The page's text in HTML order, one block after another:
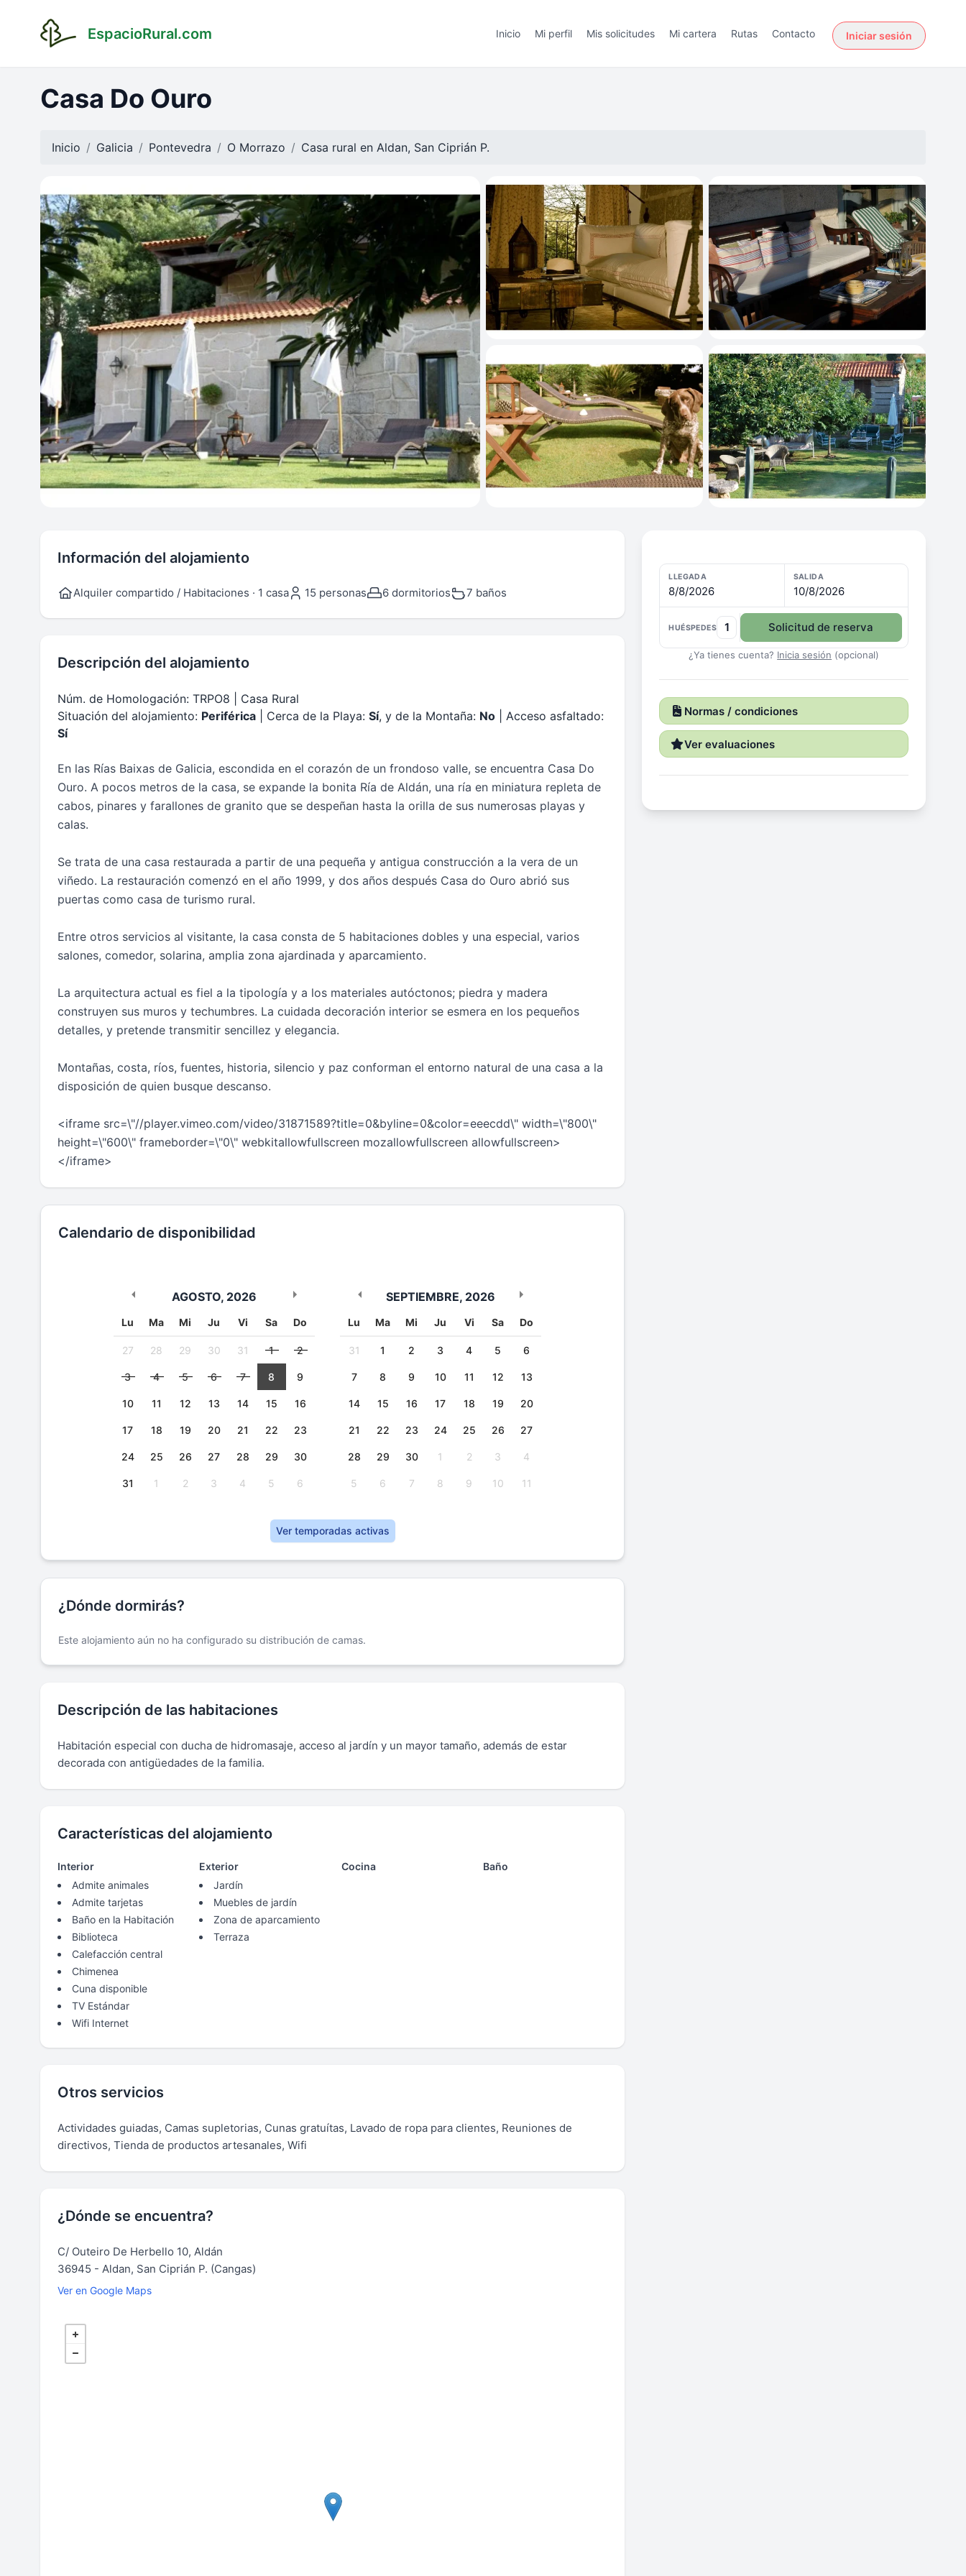
EspacioRural.com Inicio Mi perfil Mis solicitudes Mi cartera Rutas Contacto Iniciar sesión
Casa Do Ouro
Inicio Galicia Pontevedra O Morrazo Casa rural en Aldan, San Ciprián P.
Información del alojamiento
Alquiler compartido / Habitaciones · 1 casa 15 personas 6 dormitorios 7 baños
Descripción del alojamiento
Núm. de Homologación: TRPO8 | Casa Rural
Situación del alojamiento: Periférica | Cerca de la Playa: Sí, y de la Montaña: No | Acceso asfaltado:
Sí
En las Rías Baixas de Galicia, escondida en el corazón de un frondoso valle, se encuentra Casa Do
Ouro. A pocos metros de la casa, se expande la bonita Ría de Aldán, una ría en miniatura repleta de
cabos, pinares y farallones de granito que se despeñan hasta la orilla de sus numerosas playas y
calas.
Se trata de una casa restaurada a partir de una pequeña y antigua construcción a la vera de un
viñedo. La restauración comenzó en el año 1999, y dos años después Casa do Ouro abrió sus
puertas como casa de turismo rural.
Entre otros servicios al visitante, la casa consta de 5 habitaciones dobles y una especial, varios
salones, comedor, solarina, amplia zona ajardinada y aparcamiento.
La arquitectura actual es fiel a la tipología y a los materiales autóctonos; piedra y madera
construyen sus muros y techumbres. La cuidada decoración interior se esmera en los pequeños
detalles, y pretende transmitir sencillez y elegancia.
Montañas, costa, ríos, fuentes, historia, silencio y paz conforman el entorno natural de una casa a la
disposición de quien busque descanso.
<iframe src=\"//player.vimeo.com/video/31871589?title=0&byline=0&color=eeecdd\" width=\"800\"
height=\"600\" frameborder=\"0\" webkitallowfullscreen mozallowfullscreen allowfullscreen>
</iframe>
Calendario de disponibilidad
AGOSTO, 2026
Lu Ma Mi Ju Vi Sa Do
27 28 29 30 31 1 2
3 4 5 6 7 8 9
10 11 12 13 14 15 16
17 18 19 20 21 22 23
24 25 26 27 28 29 30
31 1 2 3 4 5 6
SEPTIEMBRE, 2026
Lu Ma Mi Ju Vi Sa Do
31 1 2 3 4 5 6
7 8 9 10 11 12 13
14 15 16 17 18 19 20
21 22 23 24 25 26 27
28 29 30 1 2 3 4
5 6 7 8 9 10 11
Ver temporadas activas
¿Dónde dormirás?
Este alojamiento aún no ha configurado su distribución de camas.
Descripción de las habitaciones
Habitación especial con ducha de hidromasaje, acceso al jardín y un mayor tamaño, además de estar
decorada con antigüedades de la familia.
Características del alojamiento
Interior
Admite animales
Admite tarjetas
Baño en la Habitación
Biblioteca
Calefacción central
Chimenea
Cuna disponible
TV Estándar
Wifi Internet
Exterior
Jardín
Muebles de jardín
Zona de aparcamiento
Terraza
Cocina Baño
Otros servicios
Actividades guiadas, Camas supletorias, Cunas gratuítas, Lavado de ropa para clientes, Reuniones de
directivos, Tienda de productos artesanales, Wifi
¿Dónde se encuentra?
C/ Outeiro De Herbello 10, Aldán
36945 - Aldan, San Ciprián P. (Cangas)
Ver en Google Maps
LLEGADA
8/8/2026
SALIDA
10/8/2026
HUÉSPEDES 1 Solicitud de reserva
¿Ya tienes cuenta? Inicia sesión (opcional)
Normas / condiciones
Ver evaluaciones